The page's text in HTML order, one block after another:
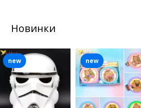
Новинки
new new